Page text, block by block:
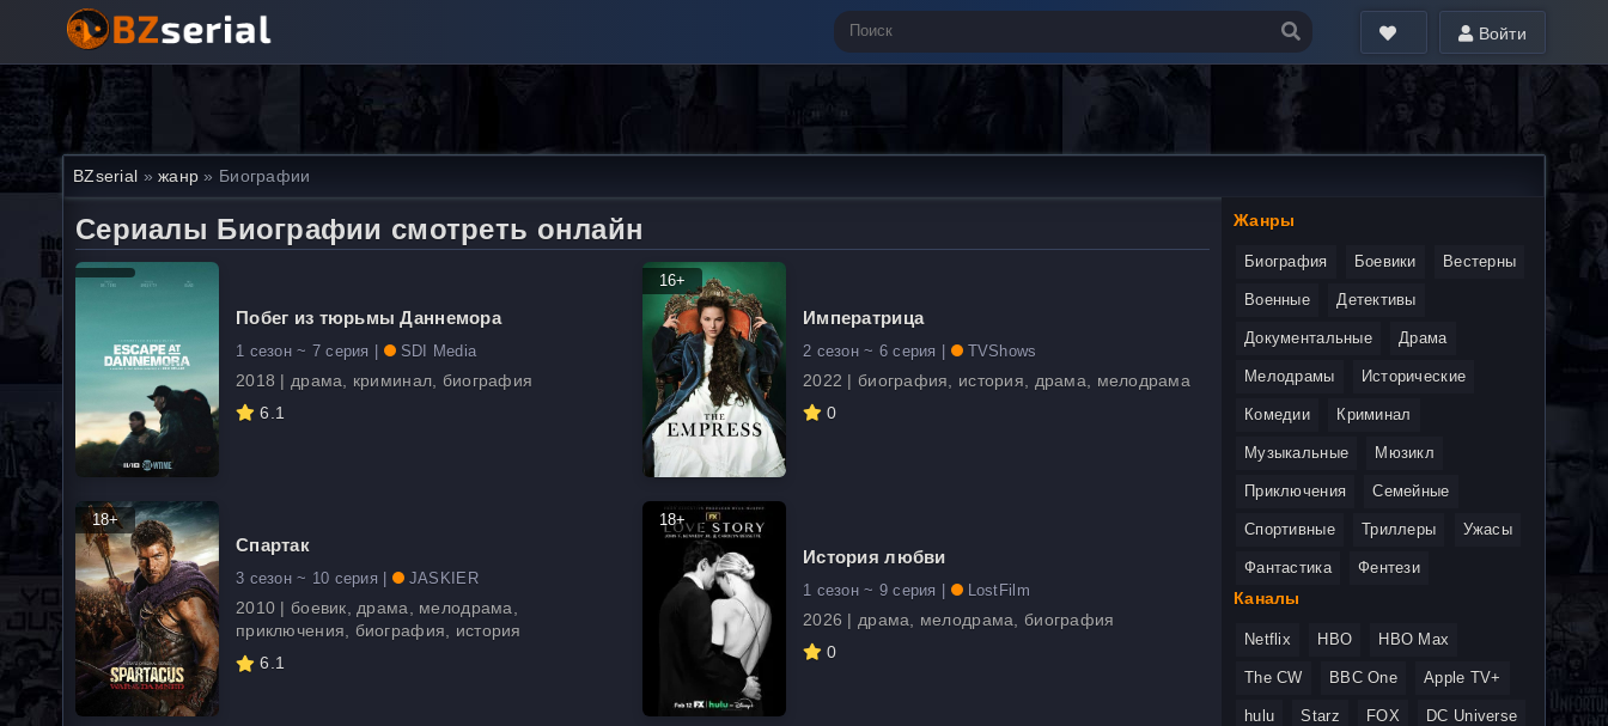
Войти
BZserial »жанр » Биографии
Сериалы Биографии смотреть онлайн
Побег из тюрьмы Даннемора
1 сезон ~ 7 серия | SDI Media
2018 | драма, криминал, биография
6.1
16+
Императрица
2 сезон ~ 6 серия | TVShows
2022 | биография, история, драма, мелодрама
0
18+
Спартак
3 сезон ~ 10 серия | JASKIER
2010 | боевик, драма, мелодрама,
приключения, биография, история
6.1
18+
История любви
1 сезон ~ 9 серия | LostFilm
2026 | драма, мелодрама, биография
0
Жанры
Биография Боевики Вестерны
Военные Детективы
Документальные Драма
Мелодрамы Исторические
Комедии Криминал
Музыкальные Мюзикл
Приключения Семейные
Спортивные Триллеры Ужасы
Фантастика Фентези
Каналы
Netflix HBO HBO Max
The CW BBC One Apple TV+
hulu Starz FOX DC Universe